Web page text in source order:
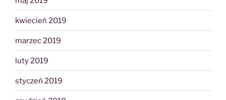
kwiecień 2019
marzec 2019
luty 2019
styczeń 2019